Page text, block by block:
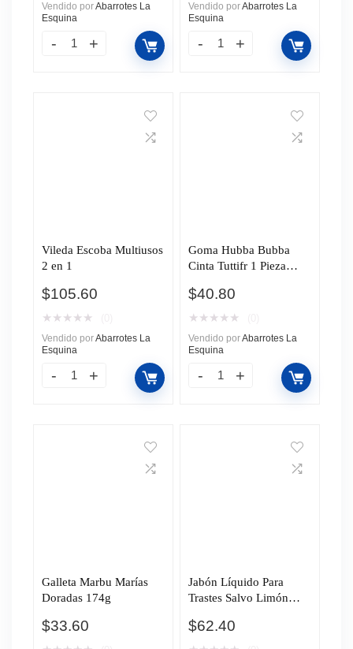
Vendido porAbarrotes La
Esquina
Vendido porAbarrotes La
Esquina
Vileda Escoba Multiusos
2 en 1
$105.60
★ ★ ★ ★ ★
Vendido porAbarrotes La
Esquina
Goma Hubba Bubba
Cinta Tuttifr 1 Pieza
$40.80
★ ★ ★ ★ ★
Vendido porAbarrotes La
Esquina
Galleta Marbu Marías
Doradas 174g
$33.60
Jabón Líquido Para
Trastes Salvo Limón
Hasta 50% Más*, 640ml
$62.40